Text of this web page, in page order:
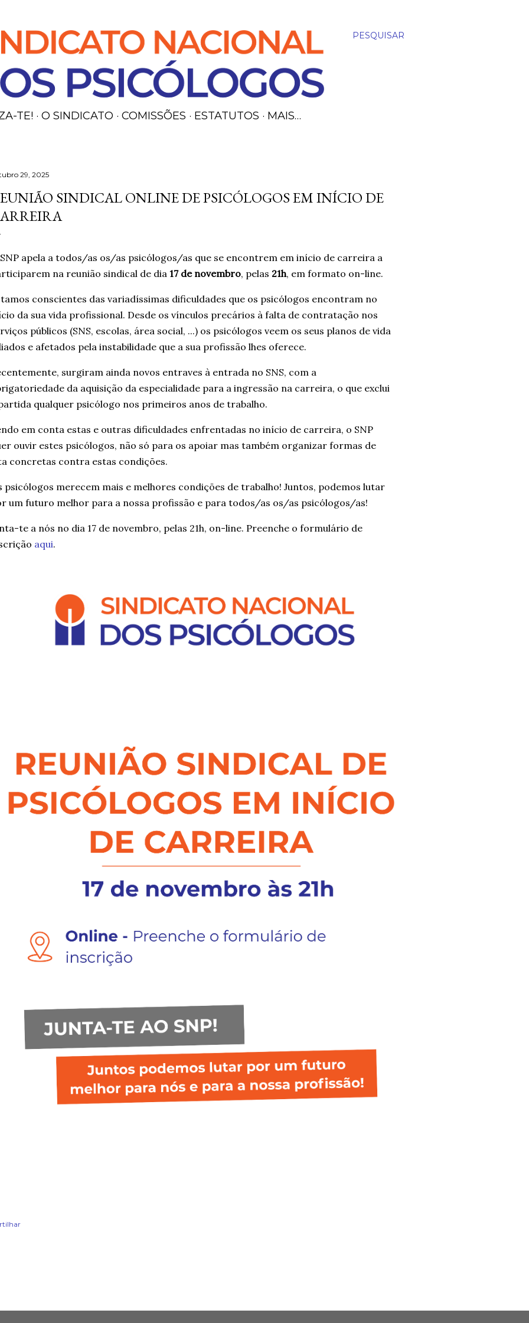
PESQUISAR
TE! O SINDICATO COMISSÕES ESTATUTOS MAIS…
29, 2025
SINDICAL ONLINE DE PSICÓLOGOS EM INÍCIO DE
apela a todos/as os/as psicólogos/as que se encontrem em início de carreira a
na reunião sindical de dia 17 de novembro, pelas 21h, em formato on-line.
conscientes das variadíssimas dificuldades que os psicólogos encontram no
da sua vida profissional. Desde os vínculos precários à falta de contratação nos
públicos (SNS, escolas, área social, ...) os psicólogos veem os seus planos de vida
e afetados pela instabilidade que a sua profissão lhes oferece.
surgiram ainda novos entraves à entrada no SNS, com a
da aquisição da especialidade para a ingressão na carreira, o que exclui
qualquer psicólogo nos primeiros anos de trabalho.
em conta estas e outras dificuldades enfrentadas no início de carreira, o SNP
ouvir estes psicólogos, não só para os apoiar mas também organizar formas de
concretas contra estas condições.
psicólogos merecem mais e melhores condições de trabalho! Juntos, podemos lutar
um futuro melhor para a nossa profissão e para todos/as os/as psicólogos/as!
te a nós no dia 17 de novembro, pelas 21h, on-line. Preenche o formulário de
aqui.